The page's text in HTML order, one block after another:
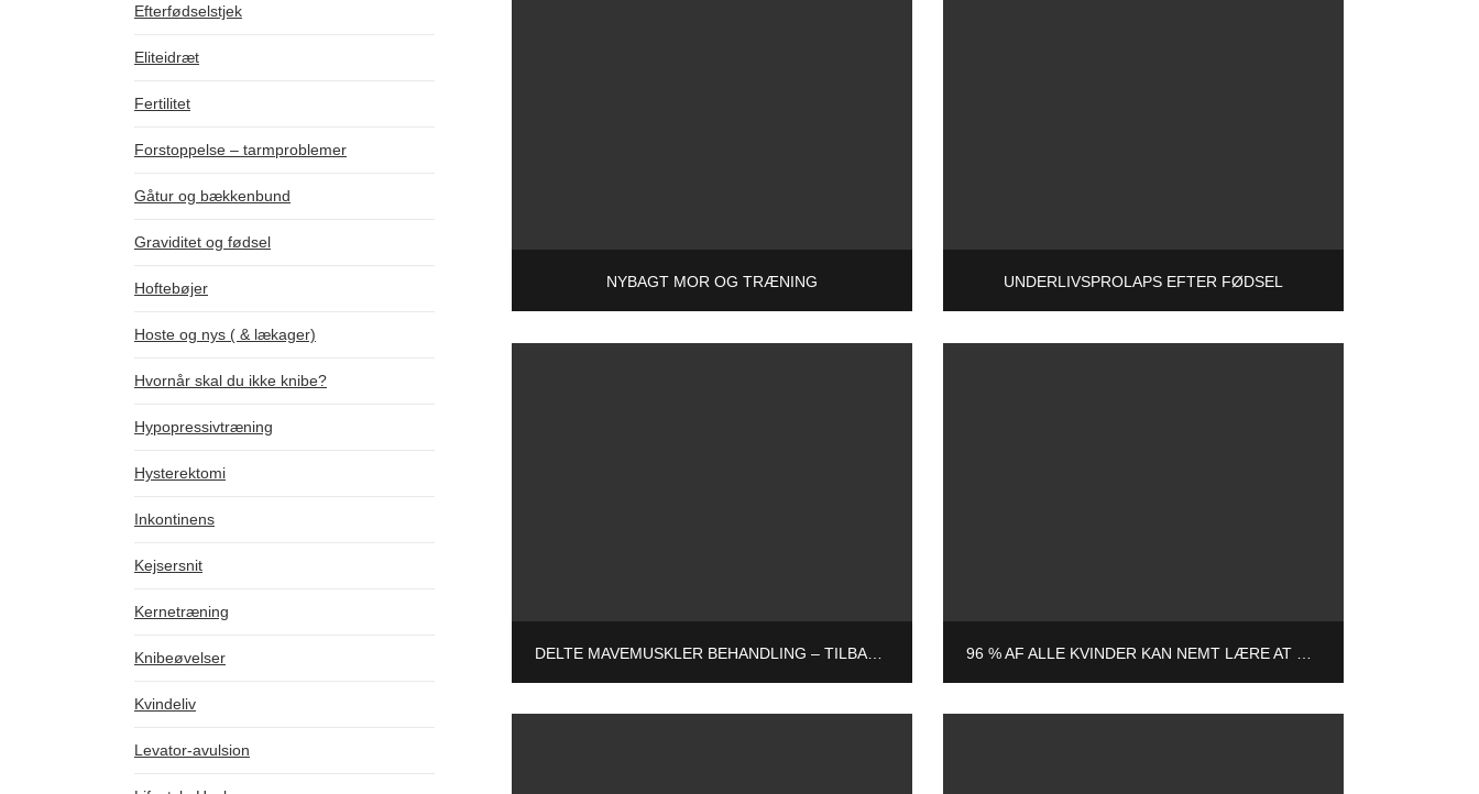
NYBAGT MOR OG TRÆNING UNDERLIVSPROLAPS EFTER FØDSEL
DELTE MAVEMUSKLER BEHANDLING – TILBAGE TIL SPORT 96 % AF ALLE KVINDER KAN NEMT LÆRE AT KNIBE
Efterfødselstjek
Eliteidræt
Fertilitet
Forstoppelse – tarmproblemer
Gåtur og bækkenbund
Graviditet og fødsel
Hoftebøjer
Hoste og nys ( & lækager)
Hvornår skal du ikke knibe?
Hypopressivtræning
Hysterektomi
Inkontinens
Kejsersnit
Kernetræning
Knibeøvelser
Kvindeliv
Levator-avulsion